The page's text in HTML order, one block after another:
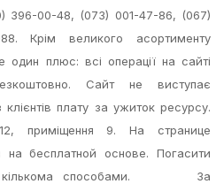
396-00-48, (073) 001-47-86, (067)
Крім великого асортименту
один плюс: всі операції на сайті
Сайт не виступає
плату за ужиток ресурсу.
приміщення 9. На странице
на бесплатной основе. Погасити
кількома способами. За